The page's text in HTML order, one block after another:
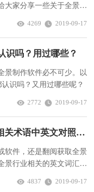
大家分享一些关于全景摄
2019-09-17
4269
识吗？用过哪些？
景制作软件必不可少。以
识吗？又用过哪些呢？
2019-09-17
2772
语中英文对照表大全
软件，还是翻阅获取全景
景行业相关的英文词汇，
2019-09-17
4837